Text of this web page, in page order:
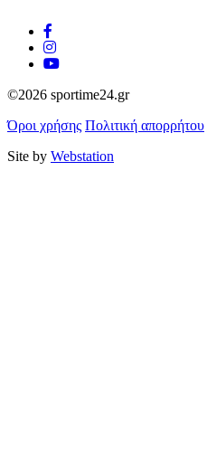
©2026 sportime24.gr
Όροι χρήσης Πολιτική απορρήτου
Site by Webstation